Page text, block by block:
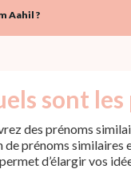
Aahil ?
sont
des prénoms
prénoms similaires
d’élargir vos